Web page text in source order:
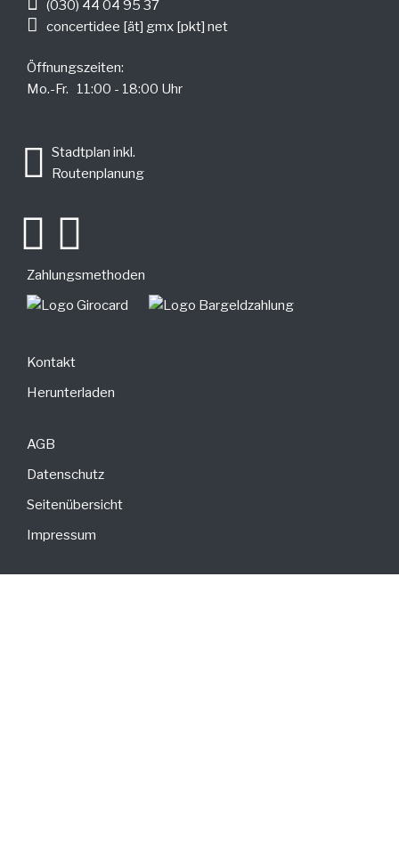
(030) 44 04 95 37
concertidee [ät] gmx [pkt] net
Öffnungszeiten:
Mo.-Fr. 11:00 - 18:00 Uhr
Stadtplan inkl.
Routenplanung
Zahlungsmethoden
Kontakt
Herunterladen
AGB
Datenschutz
Seitenübersicht
Impressum